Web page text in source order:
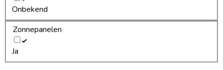
Onbekend
Zonnepanelen
Ja